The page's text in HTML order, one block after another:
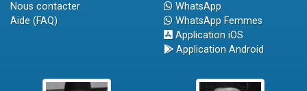
Nous contacter
Aide (FAQ)
WhatsApp
WhatsApp Femmes
Application iOS
Application Android